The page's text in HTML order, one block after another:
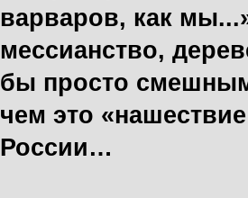
варваров, как
мессианство,
бы просто
чем это
России…